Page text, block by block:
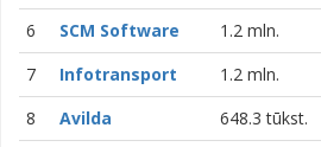
6
SCM Software 1.2 mln.
7
Infotransport 1.2 mln.
8
Avilda 648.3 tūkst.